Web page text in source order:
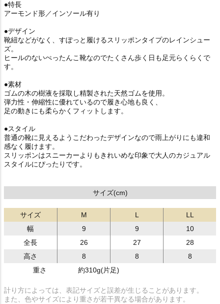
●特長
アーモンド形／インソール有り
●デザイン
靴紐などがなく、すぽっと履けるスリッポンタイプのレインシュー
ズ。
ヒールのないぺったんこ靴なのでたくさん歩く日も足元らくらくで
す。
●素材
ゴムの木の樹液を採取し精製された天然ゴムを使用。
弾力性・伸縮性に優れているので履き心地も良く、
足の動きにも柔らかくフィットします。
●スタイル
普通の靴に見えるようこだわったデザインなので雨上がりにも違和
感なく履けます。
スリッポンはスニーカーよりもきれいめな印象で大人のカジュアル
スタイルにぴったりです。
サイズ(cm)
サイズ M L
LL
幅
9 9
10
全長
26 27
28
高さ
8 8
8
重さ
約310g(片足)
計り方によっては、表記サイズと誤差が生じることがあります。
また、色やサイズにより重さが若干異なる場合があります。